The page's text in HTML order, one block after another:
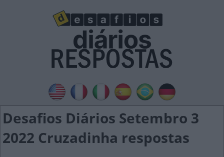
Desafios Diários Setembro 3
2022 Cruzadinha respostas